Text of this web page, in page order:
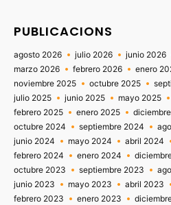
PUBLICACIONS
agosto 2026 julio 2026 junio 2026
marzo 2026
febrero 2026 enero
noviembre 2025
octubre 2025
julio 2025
junio 2025 mayo 2025
febrero 2025
enero 2025
octubre 2024
septiembre 2024
junio 2024
mayo 2024 abril 2024
febrero 2024
enero 2024
octubre 2023
septiembre 2023
junio 2023
mayo 2023 abril 2023
febrero 2023
enero 2023